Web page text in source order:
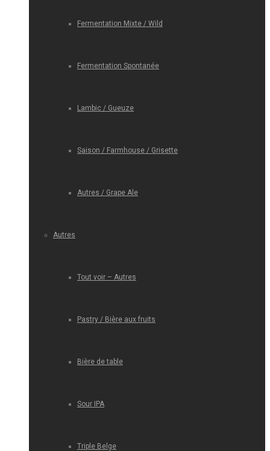
Fermentation Mixte / Wild
Fermentation Spontanée
Lambic / Gueuze
Saison / Farmhouse / Grisette
Autres / Grape Ale
Autres
Tout voir – Autres
Pastry / Bière aux fruits
Bière de table
Sour IPA
Triple Belge